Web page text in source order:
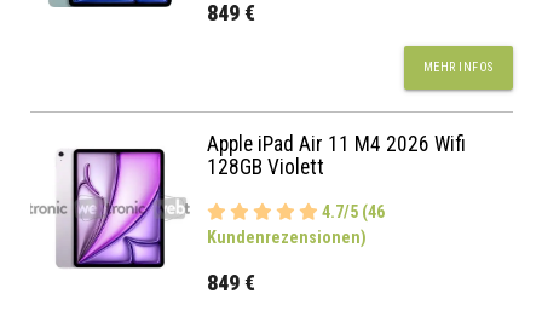
849 €
MEHR INFOS
Apple iPad Air 11 M4 2026 Wifi
128GB Violett
4.7/5 (46
Kundenrezensionen)
849 €